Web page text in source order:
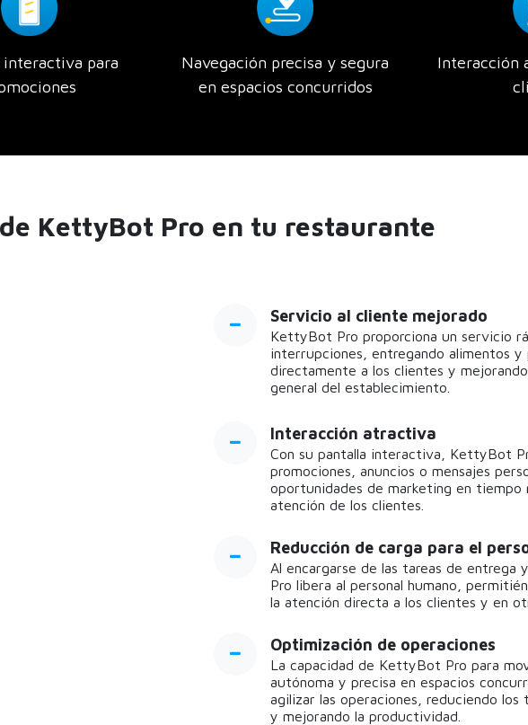
interactiva para
Navegación precisa y segura
en espacios concurridos
Interacción
KettyBot Pro en tu restaurante
Servicio al cliente mejorado
KettyBot Pro proporciona un servicio
interrupciones, entregando alimentos y
directamente a los clientes y
general del establecimiento.
Interacción atractiva
Con su pantalla interactiva, KettyBot
promociones, anuncios o mensajes
oportunidades de marketing en tiempo
atención de los clientes.
Reducción de carga para el
Al encargarse de las tareas de
Pro libera al personal humano,
la atención directa a los clientes y en
Optimización de operaciones
La capacidad de KettyBot Pro para
autónoma y precisa en espacios
agilizar las operaciones, reduciendo los
y mejorando la productividad.